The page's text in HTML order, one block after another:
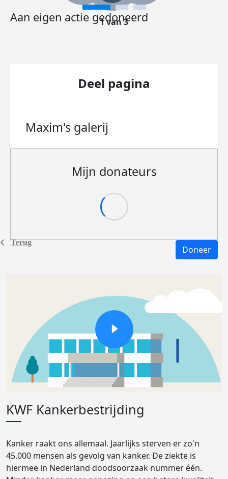
Terug
Aan eigen actie gedoneerd
1 van 3
Deel pagina
Maxim's galerij
Mijn donateurs
Doneer
KWF Kankerbestrijding
Kanker raakt ons allemaal. Jaarlijks sterven er zo'n
45.000 mensen als gevolg van kanker. De ziekte is
hiermee in Nederland doodsoorzaak nummer één.